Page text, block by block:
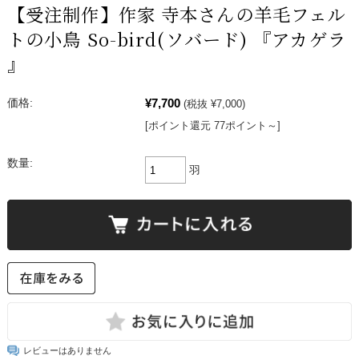
【受注制作】作家 寺本さんの羊毛フェル
トの小鳥 So-bird(ソバード) 『アカゲラ
』
価格: ¥7,700 (税抜 ¥7,000)
[ポイント還元 77ポイント～]
数量:
羽
レビューはありません